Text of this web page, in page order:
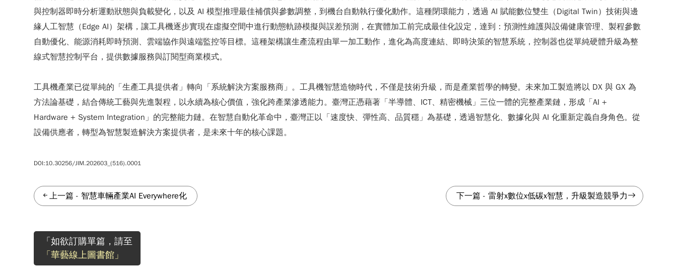
與控制器即時分析運動狀態與負載變化，以及 AI 模型推理最佳補償與參數調整，到機台自動執行優化動作。這種閉環能力，透過 AI 賦能數位雙生（Digital Twin）技術與邊
緣人工智慧（Edge AI）架構，讓工具機逐步實現在虛擬空間中進行動態軌跡模擬與誤差預測，在實體加工前完成最佳化設定，達到：預測性維護與設備健康管理、製程參數
自動優化、能源消耗即時預測、雲端協作與遠端監控等目標。這種架構讓生產流程由單一加工動作，進化為高度連結、即時決策的智慧系統，控制器也從單純硬體升級為整
線式智慧控制平台，提供數據服務與訂閱型商業模式。
工具機產業已從單純的「生產工具提供者」轉向「系統解決方案服務商」。工具機智慧造物時代，不僅是技術升級，而是產業哲學的轉變。未來加工製造將以 DX 與 GX 為
方法論基礎，結合傳統工藝與先進製程，以永續為核心價值，強化跨產業滲透能力。臺灣正憑藉著「半導體、ICT、精密機械」三位一體的完整產業鏈，形成「AI +
Hardware + System Integration」的完整能力鏈。在智慧自動化革命中，臺灣正以「速度快、彈性高、品質穩」為基礎，透過智慧化、數據化與 AI 化重新定義自身角色。從
設備供應者，轉型為智慧製造解決方案提供者，是未來十年的核心課題。
DOI:10.30256/JIM.202603_(516).0001
上一篇 - 智慧車輛產業AI Everywhere化 下一篇 - 雷射x數位x低碳x智慧，升級製造競爭力
「如欲訂購單篇，請至
「華藝線上圖書館」